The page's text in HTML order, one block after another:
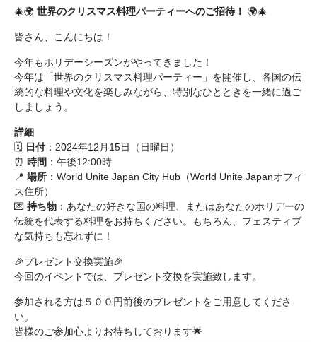
🎄🌍 世界のクリスマス料理パーティーへのご招待！ 🌍🎄
皆さん、こんにちは！
今年もホリデーシーズンがやってきました！
今年は「世界のクリスマス料理パーティー」を開催し、各国の伝
統的な料理や文化を楽しみながら、特別なひとときを一緒に過ご
しましょう。
詳細
🗓 日付：2024年12月15日（日曜日）
⏰ 時間 ：午後12:00時
📍 場所 ：World Unite Japan City Hub（World Unite Japanオフィ
ス住所）
💌 持ち物 ：あなたの好きな国の料理、またはあなたのホリデーの
伝統を代表する料理をお持ちください。もちろん、フェスティブ
な気持ちも忘れずに！
🎉プレゼント交換実施🎉
今回のイベントでは、プレゼント交換を実施致します。
参加される方は５００円前後のプレゼントをご用意してくださ
い。
皆様のご参加心よりお待ちしております🌟